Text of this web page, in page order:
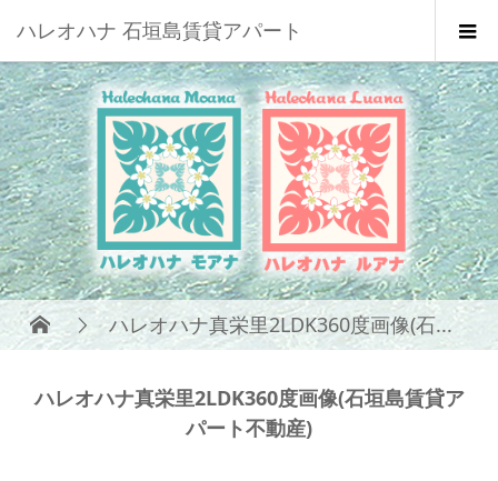
ハレオハナ 石垣島賃貸アパート
ハレオハナ真栄里2LDK360度画像(石...
ハレオハナ真栄里2LDK360度画像(石垣島賃貸ア
パート不動産)